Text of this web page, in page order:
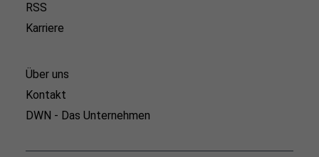
RSS
Karriere
Über uns
Kontakt
DWN - Das Unternehmen